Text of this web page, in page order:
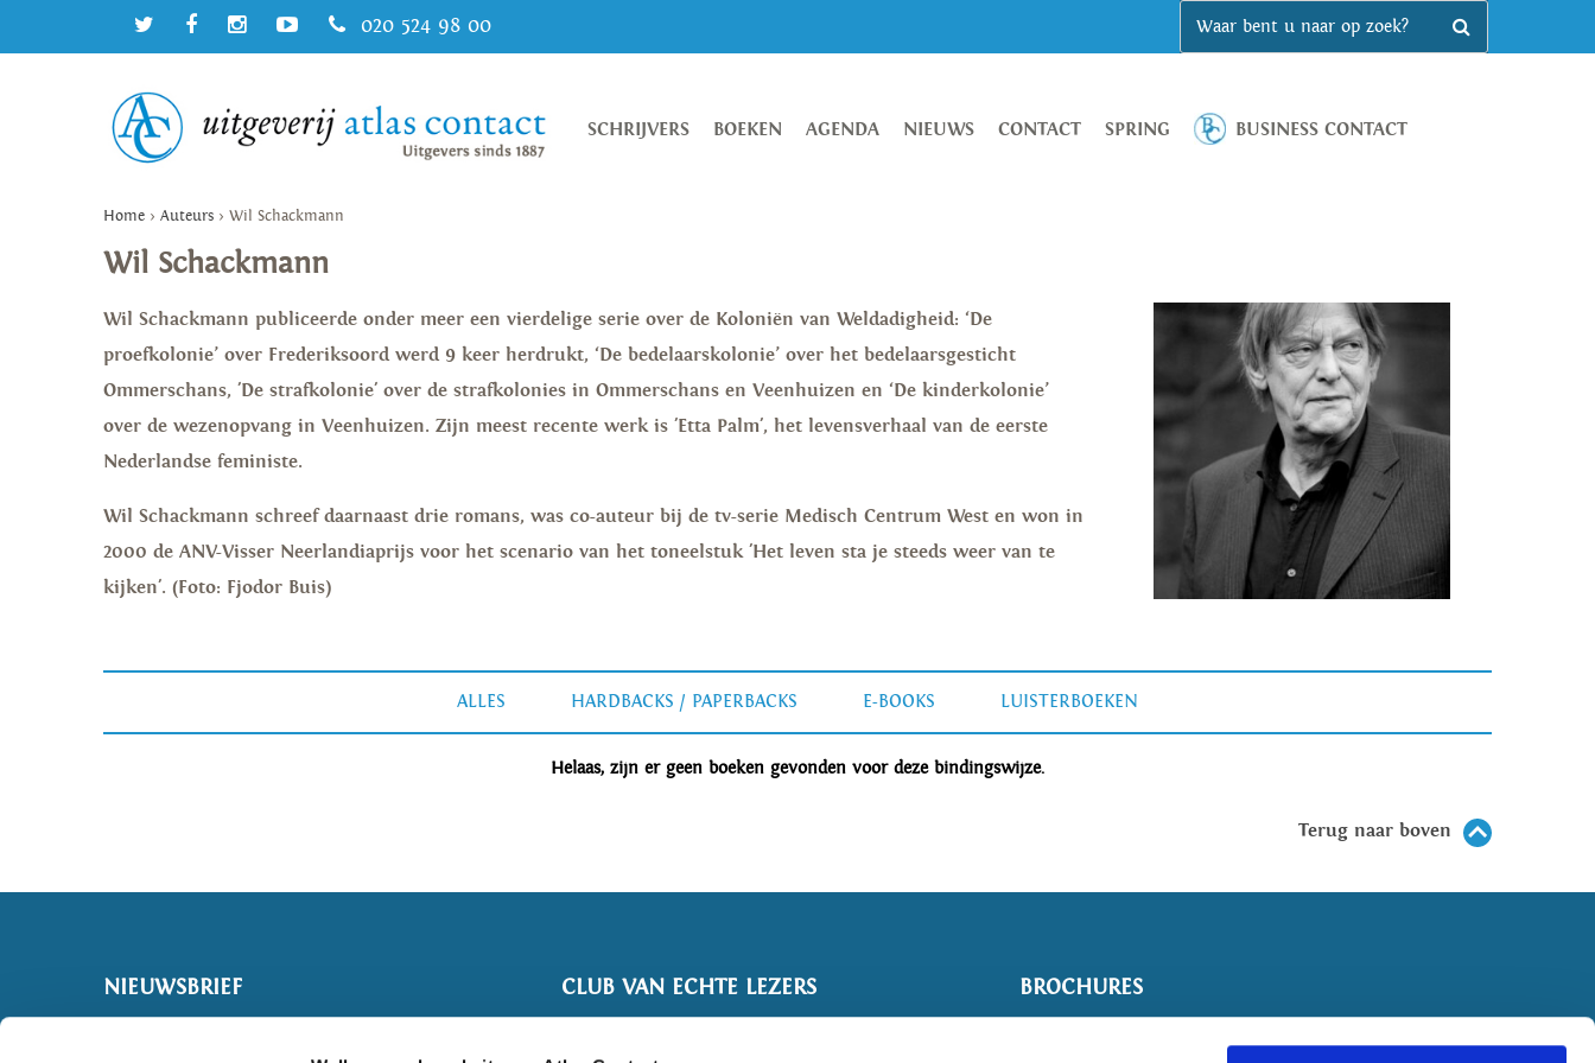
020 524 98 00
SCHRIJVERS BOEKEN AGENDA NIEUWS CONTACT SPRING BUSINESS CONTACT
Home > Auteurs > Wil Schackmann
Wil Schackmann
Wil Schackmann publiceerde onder meer een vierdelige serie over de Koloniën van Weldadigheid: ‘De
proefkolonie’ over Frederiksoord werd 9 keer herdrukt, ‘De bedelaarskolonie’ over het bedelaarsgesticht
Ommerschans, 'De strafkolonie' over de strafkolonies in Ommerschans en Veenhuizen en ‘De kinderkolonie’
over de wezenopvang in Veenhuizen. Zijn meest recente werk is 'Etta Palm', het levensverhaal van de eerste
Nederlandse feministe.
Wil Schackmann schreef daarnaast drie romans, was co-auteur bij de tv-serie Medisch Centrum West en won in
2000 de ANV-Visser Neerlandiaprijs voor het scenario van het toneelstuk 'Het leven sta je steeds weer van te
kijken'. (Foto: Fjodor Buis)
ALLES HARDBACKS / PAPERBACKS E-BOOKS LUISTERBOEKEN
Helaas, zijn er geen boeken gevonden voor deze bindingswijze.
Terug naar boven
NIEUWSBRIEF CLUB VAN ECHTE LEZERS BROCHURES